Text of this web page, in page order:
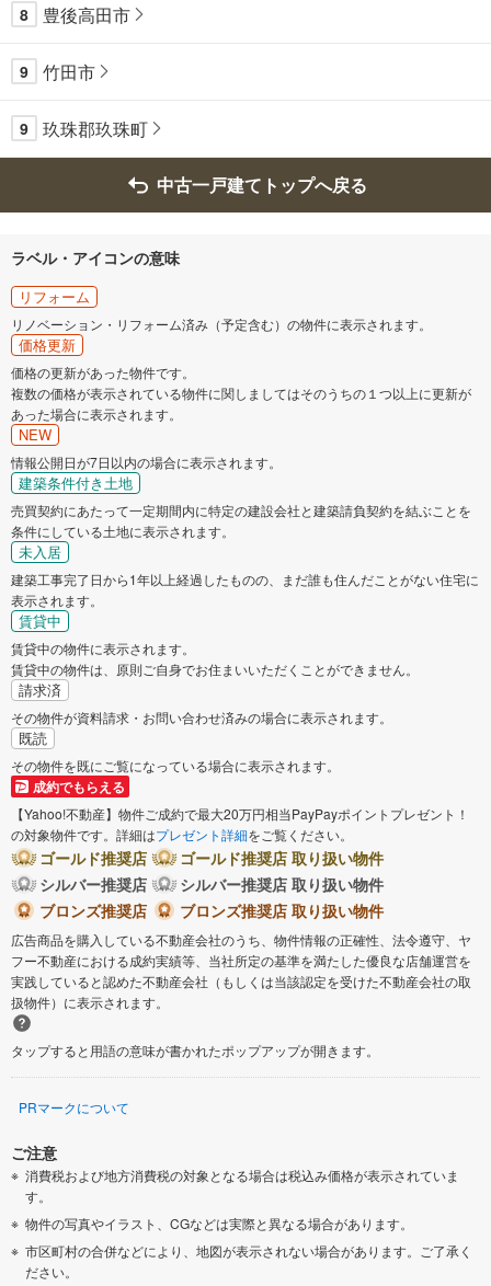
8 豊後高田市
9 竹田市
9 玖珠郡玖珠町
中古一戸建てトップへ戻る
ラベル・アイコンの意味
リフォーム
リノベーション・リフォーム済み（予定含む）の物件に表示されます。
価格更新
価格の更新があった物件です。
複数の価格が表示されている物件に関しましてはそのうちの１つ以上に更新が
あった場合に表示されます。
NEW
情報公開日が7日以内の場合に表示されます。
建築条件付き土地
売買契約にあたって一定期間内に特定の建設会社と建築請負契約を結ぶことを
条件にしている土地に表示されます。
未入居
建築工事完了日から1年以上経過したものの、まだ誰も住んだことがない住宅に
表示されます。
賃貸中
賃貸中の物件に表示されます。
賃貸中の物件は、原則ご自身でお住まいいただくことができません。
請求済
その物件が資料請求・お問い合わせ済みの場合に表示されます。
既読
その物件を既にご覧になっている場合に表示されます。
成約でもらえる
【Yahoo!不動産】物件ご成約で最大20万円相当PayPayポイントプレゼント！
の対象物件です。詳細はプレゼント詳細をご覧ください。
ゴールド推奨店
ゴールド推奨店 取り扱い物件
シルバー推奨店
シルバー推奨店 取り扱い物件
ブロンズ推奨店
ブロンズ推奨店 取り扱い物件
広告商品を購入している不動産会社のうち、物件情報の正確性、法令遵守、ヤ
フー不動産における成約実績等、当社所定の基準を満たした優良な店舗運営を
実践していると認めた不動産会社（もしくは当該認定を受けた不動産会社の取
扱物件）に表示されます。
タップすると用語の意味が書かれたポップアップが開きます。
PRマークについて
ご注意
消費税および地方消費税の対象となる場合は税込み価格が表示されていま
す。
物件の写真やイラスト、CGなどは実際と異なる場合があります。
市区町村の合併などにより、地図が表示されない場合があります。ご了承く
ださい。